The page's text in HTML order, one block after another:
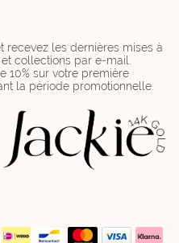
recevez les dernières mises à
collections par e-mail.
10% sur votre première
la période promotionnelle.